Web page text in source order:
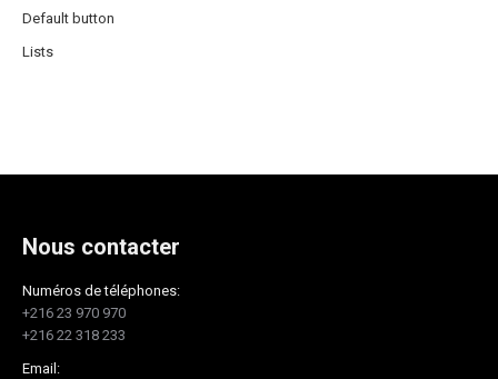
Default button
Lists
Nous contacter
Numéros de téléphones:
+216 23 970 970
+216 22 318 233
Email: